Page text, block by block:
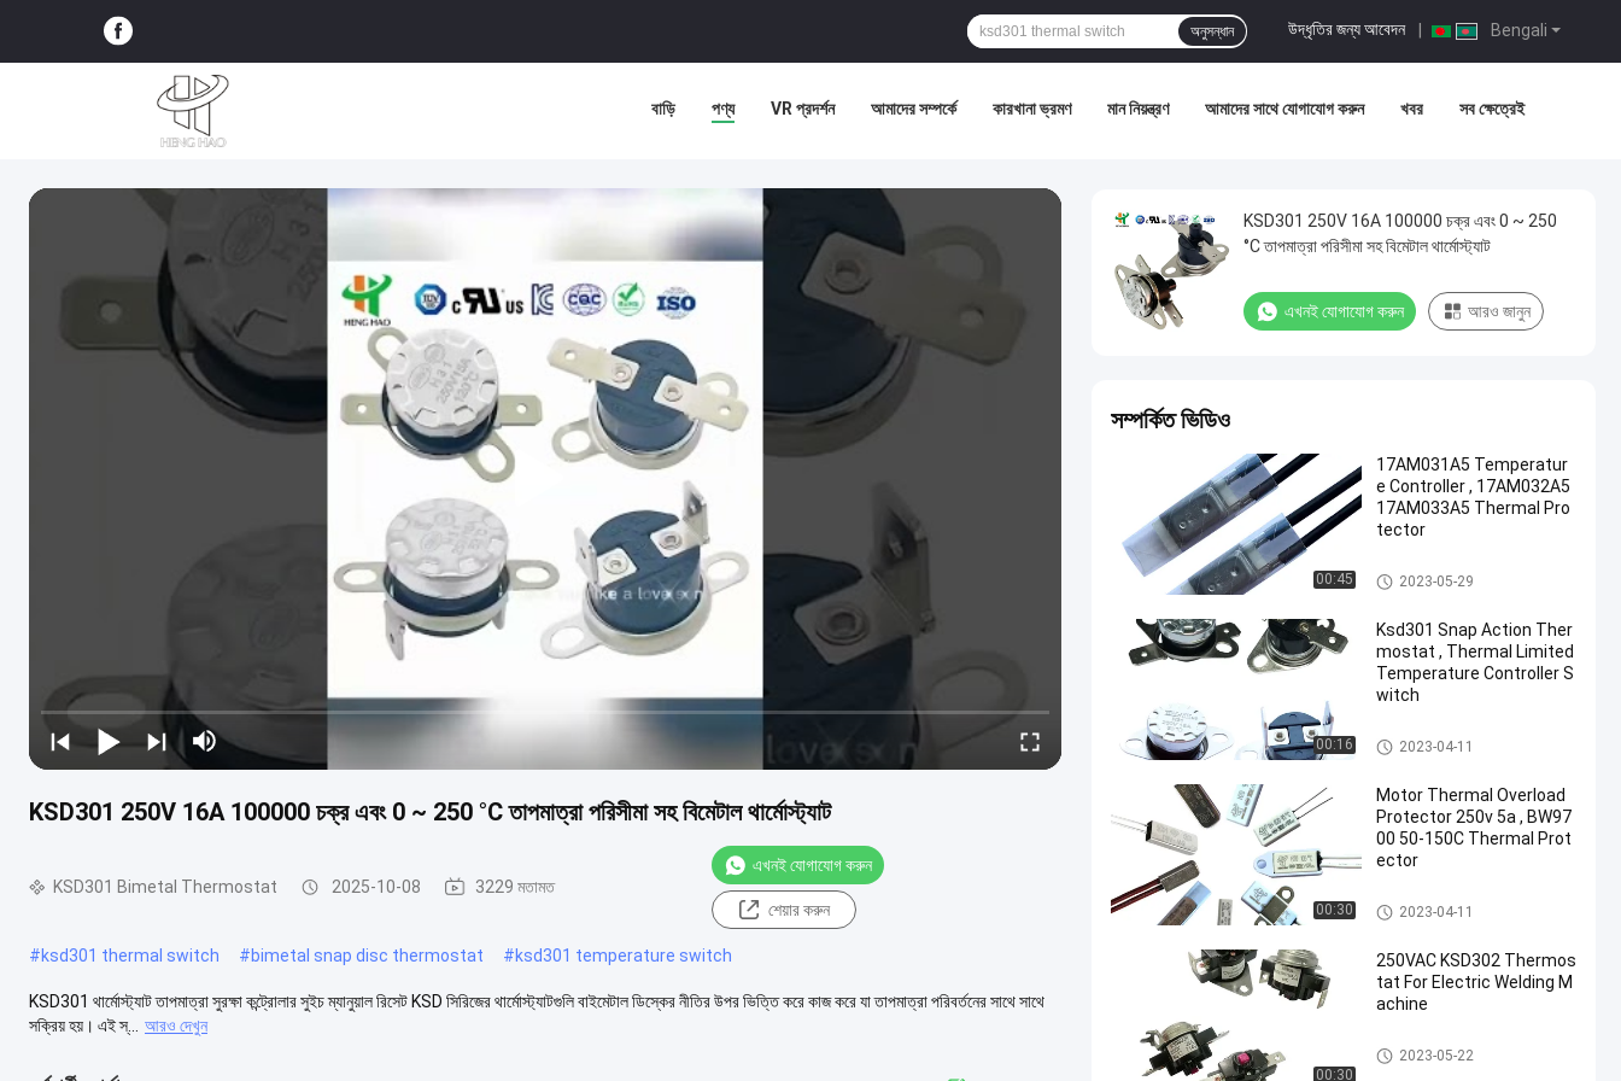
Bengali
উদ্ধৃতির জন্য আবেদন
অনুসন্ধান
বাড়ি পণ্য VR প্রদর্শন আমাদের সম্পর্কে কারখানা ভ্রমণ মান নিয়ন্ত্রণ আমাদের সাথে যোগাযোগ করুন খবর সব ক্ষেত্রেই
KSD301 250V 16A 100000 চক্র এবং 0 ~ 250 °C তাপমাত্রা পরিসীমা সহ বিমেটাল থার্মোস্ট্যাট
KSD301 Bimetal Thermostat 2025-10-08 3229 মতামত
এখনই যোগাযোগ করুন
শেয়ার করুন
#ksd301 thermal switch #bimetal snap disc thermostat #ksd301 temperature switch
KSD301 থার্মোস্ট্যাট তাপমাত্রা সুরক্ষা কন্ট্রোলার সুইচ ম্যানুয়াল রিসেট KSD সিরিজের থার্মোস্ট্যাটগুলি বাইমেটাল ডিস্কের নীতির উপর ভিত্তি করে কাজ করে যা তাপমাত্রা পরিবর্তনের সাথে সাথে
সক্রিয় হয়। এই স্...
আরও দেখুন
KSD301 250V 16A 100000 চক্র এবং 0 ~ 250
°C তাপমাত্রা পরিসীমা সহ বিমেটাল থার্মোস্ট্যাট
এখনই যোগাযোগ করুন আরও জানুন
সম্পর্কিত ভিডিও
00:45
17AM031A5 Temperatur
e Controller , 17AM032A5
17AM033A5 Thermal Pro
tector
17AM Thermal Protector
2023-05-29
00:16
Ksd301 Snap Action Ther
mostat , Thermal Limited
Temperature Controller S
witch
KSD301 Bimetal Thermostat
2023-04-11
00:30
Motor Thermal Overload
Protector 250v 5a , BW97
00 50-150C Thermal Prot
ector
KSD301 Bimetal Thermostat
2023-04-11
00:30
250VAC KSD302 Thermos
tat For Electric Welding M
achine
KSD302 Thermostat
2023-05-22